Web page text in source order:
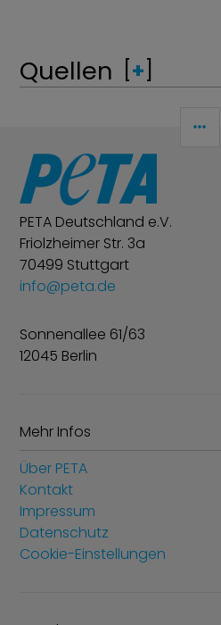
Quellen [+]
PETA Deutschland e.V.
Friolzheimer Str. 3a
70499 Stuttgart
info@peta.de
Sonnenallee 61/63
12045 Berlin
Mehr Infos
Über PETA
Kontakt
Impressum
Datenschutz
Cookie-Einstellungen